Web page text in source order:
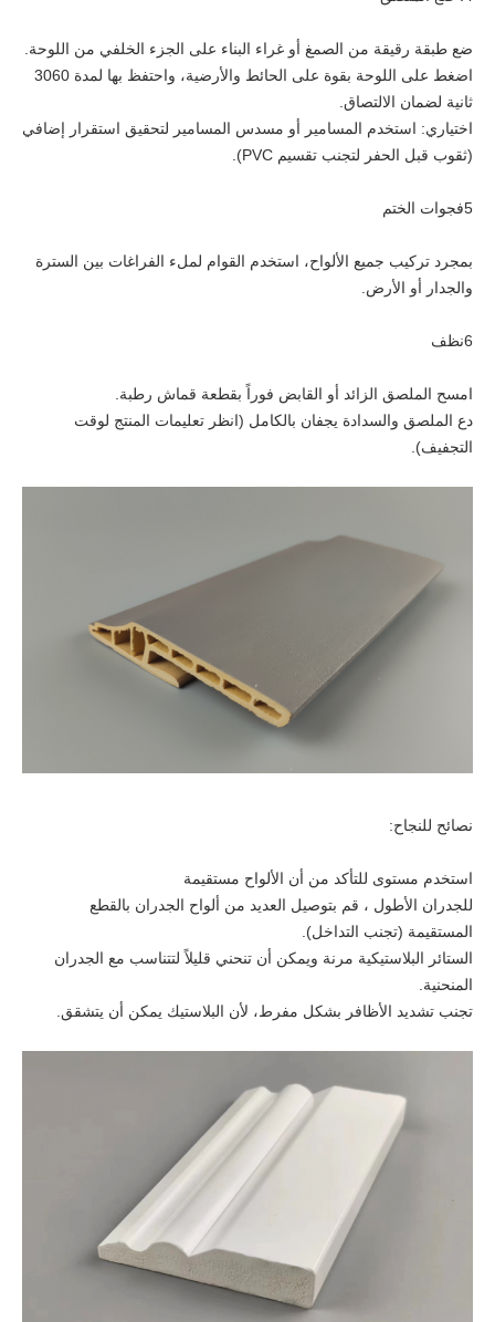
ضع طبقة رقيقة من الصمغ أو غراء البناء على الجزء الخلفي من اللوحة.
اضغط على اللوحة بقوة على الحائط والأرضية، واحتفظ بها لمدة 3060
ثانية لضمان الالتصاق.
اختياري: استخدم المسامير أو مسدس المسامير لتحقيق استقرار إضافي
(ثقوب قبل الحفر لتجنب تقسيم PVC).
5فجوات الختم
بمجرد تركيب جميع الألواح، استخدم القوام لملء الفراغات بين السترة
والجدار أو الأرض.
6نظف
امسح الملصق الزائد أو القابض فوراً بقطعة قماش رطبة.
دع الملصق والسدادة يجفان بالكامل (انظر تعليمات المنتج لوقت
التجفيف).
نصائح للنجاح:
استخدم مستوى للتأكد من أن الألواح مستقيمة
للجدران الأطول ، قم بتوصيل العديد من ألواح الجدران بالقطع
المستقيمة (تجنب التداخل).
الستائر البلاستيكية مرنة ويمكن أن تنحني قليلاً لتتناسب مع الجدران
المنحنية.
تجنب تشديد الأظافر بشكل مفرط، لأن البلاستيك يمكن أن يتشقق.